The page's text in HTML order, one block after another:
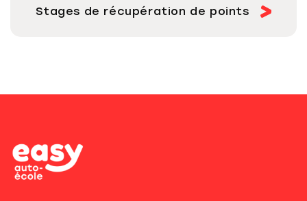
Stages de récupération de points